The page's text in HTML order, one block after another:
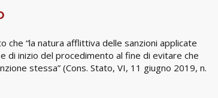
“la natura afflittiva delle sanzioni applicate
di inizio del procedimento al fine di evitare che
stessa” (Cons. Stato, VI, 11 giugno 2019, n.